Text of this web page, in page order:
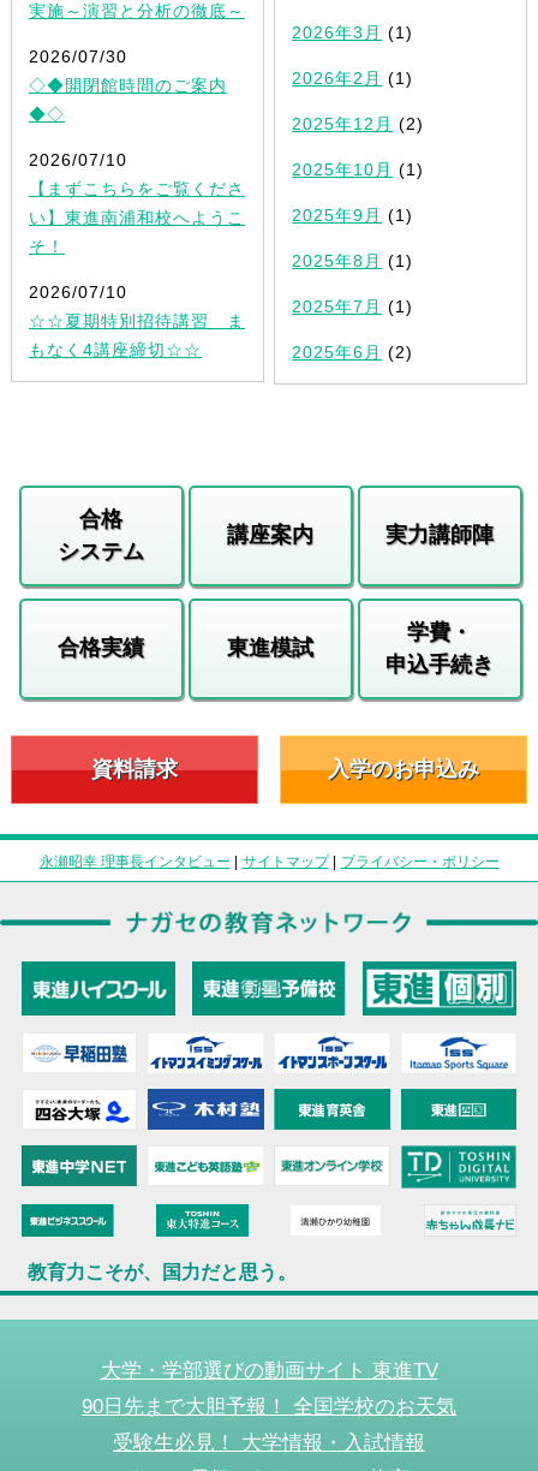
実施～演習と分析の徹底～
2026/07/30
◇◆開閉館時間のご案内
◆◇
2026/07/10
【まずこちらをご覧くださ
い】東進南浦和校へようこ
そ！
2026/07/10
☆☆夏期特別招待講習 ま
もなく4講座締切☆☆
2026年3月 (1)
2026年2月 (1)
2025年12月 (2)
2025年10月 (1)
2025年9月 (1)
2025年8月 (1)
2025年7月 (1)
2025年6月 (2)
合格
システム
講座案内 実力講師陣
合格実績 東進模試
学費・
申込手続き
資料請求 入学のお申込み
永瀬昭幸 理事長インタビュー | サイトマップ| プライバシー・ポリシー
教育力こそが、国力だと思う。
大学・学部選びの動画サイト 東進TV
90日先まで大胆予報！ 全国学校のお天気
受験生必見！ 大学情報・入試情報